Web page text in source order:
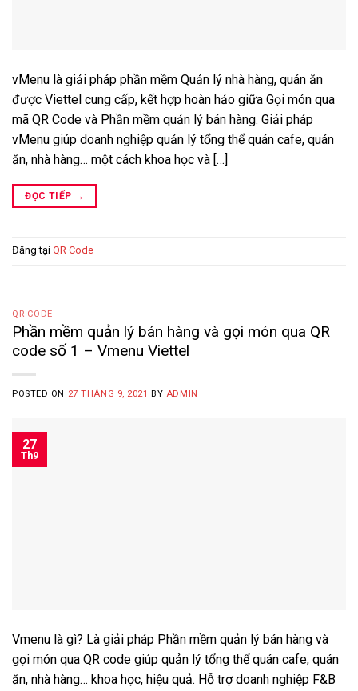
vMenu là giải pháp phần mềm Quản lý nhà hàng, quán ăn
được Viettel cung cấp, kết hợp hoàn hảo giữa Gọi món qua
mã QR Code và Phần mềm quản lý bán hàng. Giải pháp
vMenu giúp doanh nghiệp quản lý tổng thể quán cafe, quán
ăn, nhà hàng… một cách khoa học và […]
ĐỌC TIẾP →
Đăng tại QR Code
QR CODE
Phần mềm quản lý bán hàng và gọi món qua QR
code số 1 – Vmenu Viettel
POSTED ON 27 THÁNG 9, 2021 BY ADMIN
27
Th9
Vmenu là gì? Là giải pháp Phần mềm quản lý bán hàng và
gọi món qua QR code giúp quản lý tổng thể quán cafe, quán
ăn, nhà hàng… khoa học, hiệu quả. Hỗ trợ doanh nghiệp F&B